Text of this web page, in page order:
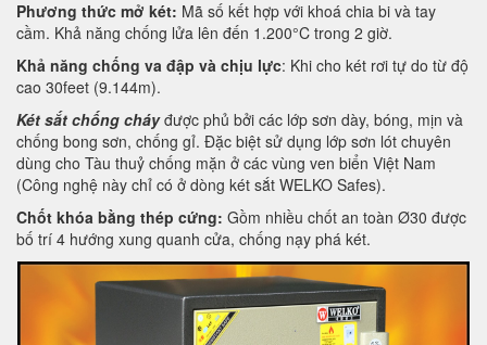
Phương thức mở két: Mã số kết hợp với khoá chia bi và tay
cầm. Khả năng chống lửa lên đến 1.200°C trong 2 giờ.
Khả năng chống va đập và chịu lực: Khi cho két rơi tự do từ độ
cao 30feet (9.144m).
Két sắt chống cháyđược phủ bởi các lớp sơn dày, bóng, mịn và
chống bong sơn, chống gỉ. Đặc biệt sử dụng lớp sơn lót chuyên
dùng cho Tàu thuỷ chống mặn ở các vùng ven biển Việt Nam
(Công nghệ này chỉ có ở dòng két sắt WELKO Safes).
Chốt khóa bằng thép cứng: Gồm nhiều chốt an toàn Ø30 được
bố trí 4 hướng xung quanh cửa, chống nạy phá két.